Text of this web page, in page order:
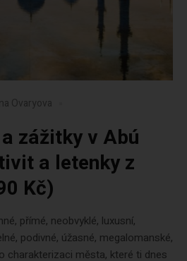
Ovaryova
zážitky v Abú
a letenky z
Kč)
přímé, neobvyklé, luxusní,
podivné, úžasné, megalomanské,
charakterizaci města, které ti dnes